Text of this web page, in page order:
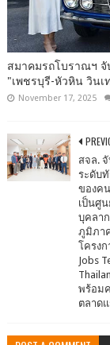
สมาคมรถโบราณฯ
"เพชรบุรี-หัวหิน วินเ
November 17, 2025
สจล.
ระดับ
ของค
เป็นศู
บุคลา
ภูมิภา
โครงก
Jobs
พร้อม
ตลาด